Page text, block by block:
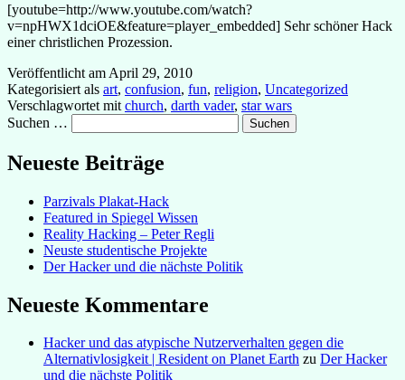
[youtube=http://www.youtube.com/watch?
v=npHWX1dciOE&feature=player_embedded] Sehr schöner Hack
einer christlichen Prozession.
Veröffentlicht am April 29, 2010
Kategorisiert als art, confusion, fun, religion, Uncategorized
Verschlagwortet mit church, darth vader, star wars
Suchen …
Neueste Beiträge
Parzivals Plakat-Hack
Featured in Spiegel Wissen
Reality Hacking – Peter Regli
Neuste studentische Projekte
Der Hacker und die nächste Politik
Neueste Kommentare
Hacker und das atypische Nutzerverhalten gegen die
Alternativlosigkeit | Resident on Planet Earth zu Der Hacker
und die nächste Politik